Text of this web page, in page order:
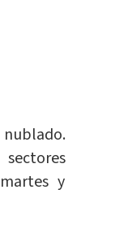
y